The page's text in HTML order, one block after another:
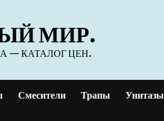
МИР.
— КАТАЛОГ ЦЕН.
Смесители Трапы Унитазы